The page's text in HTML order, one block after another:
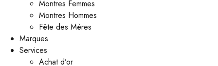
Montres Femmes
Montres Hommes
Fête des Mères
Marques
Services
Achat d’or